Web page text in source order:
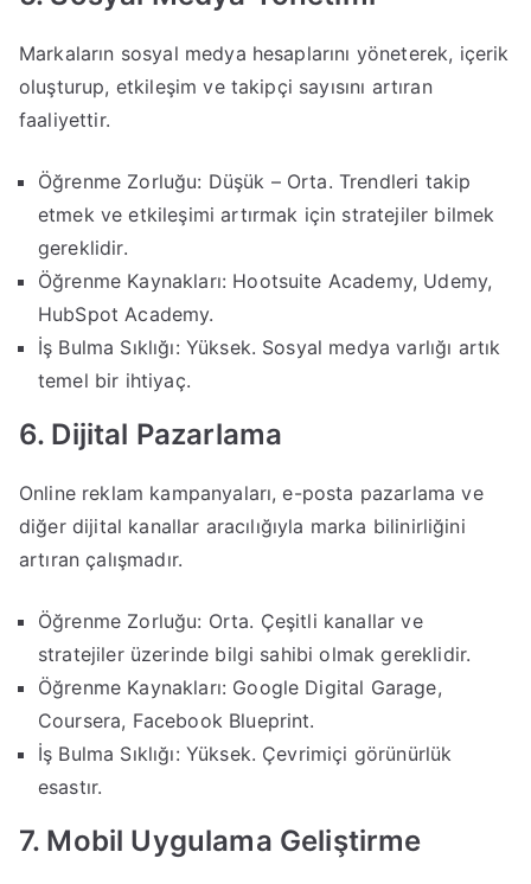
Markaların sosyal medya hesaplarını yöneterek, içerik
oluşturup, etkileşim ve takipçi sayısını artıran
faaliyettir.
Öğrenme Zorluğu: Düşük – Orta. Trendleri takip
etmek ve etkileşimi artırmak için stratejiler bilmek
gereklidir.
Öğrenme Kaynakları: Hootsuite Academy, Udemy,
HubSpot Academy.
İş Bulma Sıklığı: Yüksek. Sosyal medya varlığı artık
temel bir ihtiyaç.
6. Dijital Pazarlama
Online reklam kampanyaları, e-posta pazarlama ve
diğer dijital kanallar aracılığıyla marka bilinirliğini
artıran çalışmadır.
Öğrenme Zorluğu: Orta. Çeşitli kanallar ve
stratejiler üzerinde bilgi sahibi olmak gereklidir.
Öğrenme Kaynakları: Google Digital Garage,
Coursera, Facebook Blueprint.
İş Bulma Sıklığı: Yüksek. Çevrimiçi görünürlük
esastır.
7. Mobil Uygulama Geliştirme